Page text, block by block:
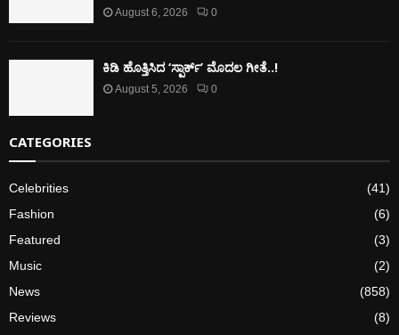
August 6, 2026 0
ಕಿಡಿ‌‌ ಹೊತ್ತಿಸಿದ ‘ಸ್ಪಾರ್ಕ್’ ಮೊದಲ‌ ಗೀತೆ..!
August 5, 2026 0
CATEGORIES
Celebrities
(41)
Fashion
(6)
Featured
(3)
Music
(2)
News
(858)
Reviews
(8)